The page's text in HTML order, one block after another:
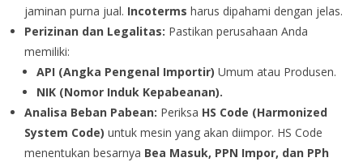
jaminan purna jual. Incoterms harus dipahami dengan jelas.
Perizinan dan Legalitas: Pastikan perusahaan Anda
memiliki:
API (Angka Pengenal Importir) Umum atau Produsen.
NIK (Nomor Induk Kepabeanan).
Analisa Beban Pabean: Periksa HS Code (Harmonized
System Code) untuk mesin yang akan diimpor. HS Code
menentukan besarnya Bea Masuk, PPN Impor, dan PPh